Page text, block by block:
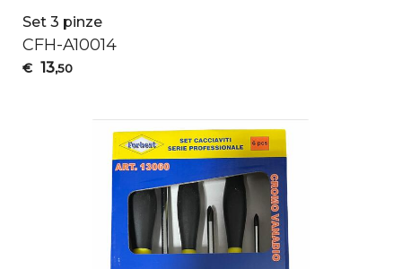
Set 3 pinze
CFH-A10014
€ 13,50